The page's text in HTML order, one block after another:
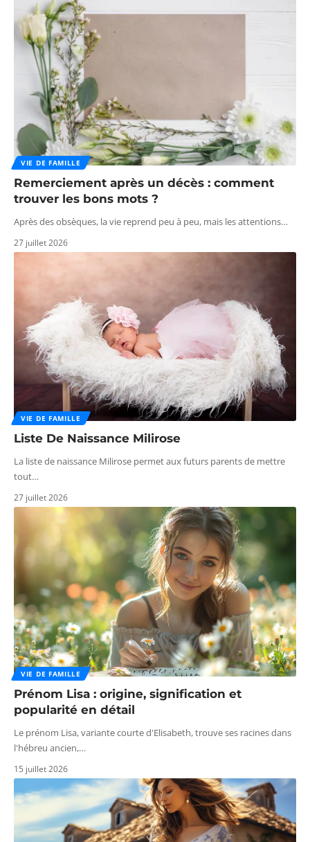
VIE DE FAMILLE
Remerciement après un décès : comment
trouver les bons mots ?
Après des obsèques, la vie reprend peu à peu, mais les attentions…
27 juillet 2026
VIE DE FAMILLE
Liste De Naissance Milirose
La liste de naissance Milirose permet aux futurs parents de mettre
tout…
27 juillet 2026
VIE DE FAMILLE
Prénom Lisa : origine, signification et
popularité en détail
Le prénom Lisa, variante courte d'Elisabeth, trouve ses racines dans
l'hébreu ancien,…
15 juillet 2026